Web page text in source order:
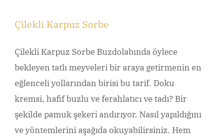
Çilekli Karpuz Sorbe
Çilekli Karpuz Sorbe Buzdolabında öylece
bekleyen tatlı meyveleri bir araya getirmenin en
eğlenceli yollarından birisi bu tarif. Doku
kremsi, hafif buzlu ve ferahlatıcı ve tadı? Bir
şekilde pamuk şekeri andırıyor. Nasıl yapıldığını
ve yöntemlerini aşağıda okuyabilirsiniz. Hem